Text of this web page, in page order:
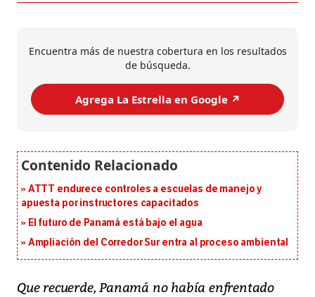
Encuentra más de nuestra cobertura en los resultados
de búsqueda.
Agrega La Estrella en Google ↗️
ATTT endurece controles a escuelas de manejo y
apuesta por instructores capacitados
El futuro de Panamá está bajo el agua
Ampliación del Corredor Sur entra al proceso ambiental
Que recuerde, Panamá no había enfrentado